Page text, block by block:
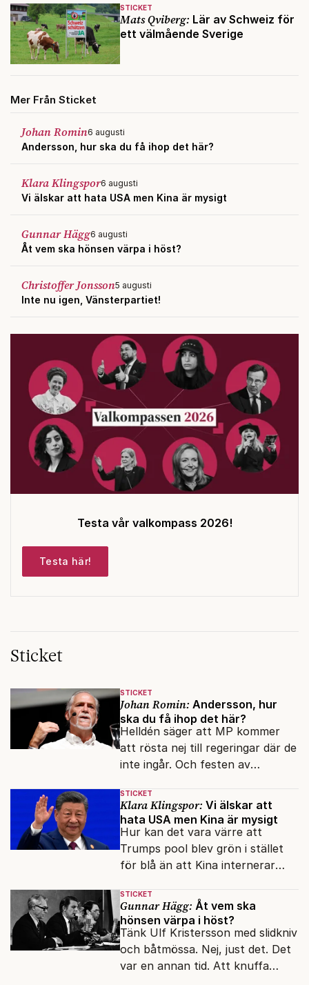
STICKET
Mats Qviberg: Lär av Schweiz för
ett välmående Sverige
Mer Från Sticket
Johan Romin6 augusti
Andersson, hur ska du få ihop det här?
Klara Klingspor6 augusti
Vi älskar att hata USA men Kina är mysigt
Gunnar Hägg6 augusti
Åt vem ska hönsen värpa i höst?
Christoffer Jonsson5 augusti
Inte nu igen, Vänsterpartiet!
Testa vår valkompass 2026!
Testa här!
Sticket
STICKET
Johan Romin: Andersson, hur
ska du få ihop det här?
Helldén säger att MP kommer
att rösta nej till regeringar där de
inte ingår. Och festen av
betalas med lån.
STICKET
Klara Klingspor: Vi älskar att
hata USA men Kina är mysigt
Hur kan det vara värre att
Trumps pool blev grön i stället
för blå än att Kina internerar
omskolningsläger?
STICKET
Gunnar Hägg: Åt vem ska
hönsen värpa i höst?
Tänk Ulf Kristersson med slidkniv
och båtmössa. Nej, just det. Det
var en annan tid. Att knuffa